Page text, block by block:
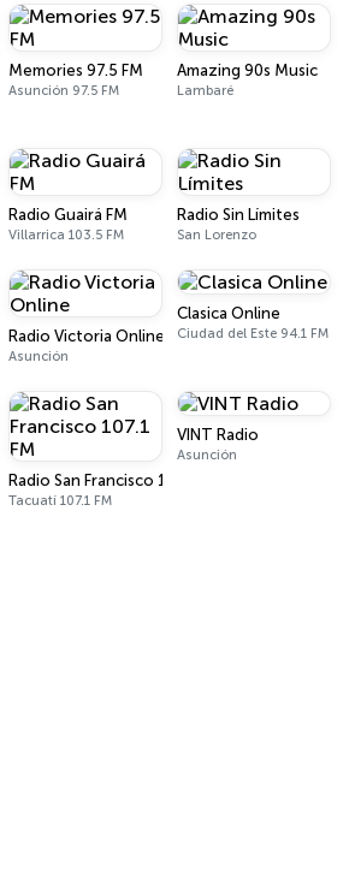
Bogarin Radio
Memories 97.5 FM
Asunción 97.5 FM
Amazing 90s Music
Lambaré
Radio Guairá FM
Villarrica 103.5 FM
Radio Sin Límites
San Lorenzo
Radio Victoria Online
Asunción
Clasica Online
Ciudad del Este 94.1 FM
Radio San Francisco 107.1 FM
Tacuatí 107.1 FM
VINT Radio
Asunción